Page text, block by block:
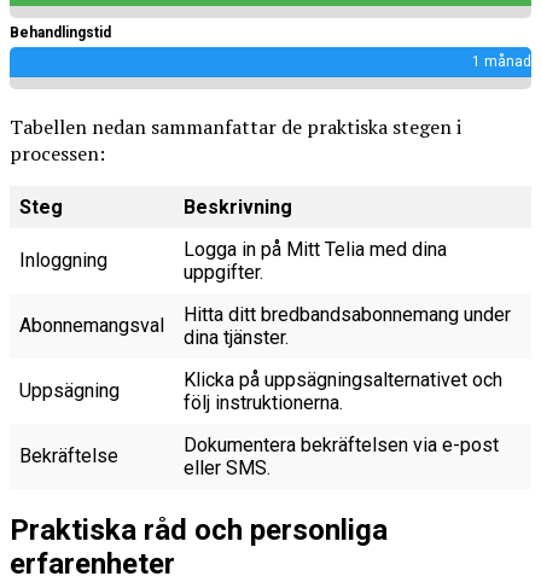
Behandlingstid
1 månad
Tabellen nedan sammanfattar de praktiska stegen i
processen:
Steg Beskrivning
Inloggning
Logga in på Mitt Telia med dina
uppgifter.
Abonnemangsval
Hitta ditt bredbandsabonnemang under
dina tjänster.
Uppsägning
Klicka på uppsägningsalternativet och
följ instruktionerna.
Bekräftelse
Dokumentera bekräftelsen via e-post
eller SMS.
Praktiska råd och personliga
erfarenheter